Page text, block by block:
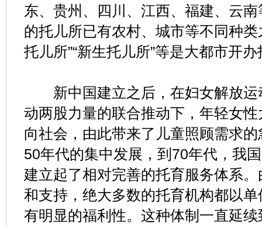
东、贵州、四川、江西、福建、云
的托儿所已有农村、城市等不同种
托儿所”“新生托儿所”等是大都市开
新中国建立之后，在妇女解放运
动两股力量的联合推动下，年轻女
向社会，由此带来了儿童照顾需求
50年代的集中发展，到70年代，我
建立起了相对完善的托育服务体系
和支持，绝大多数的托育机构都以
有明显的福利性。这种体制一直延